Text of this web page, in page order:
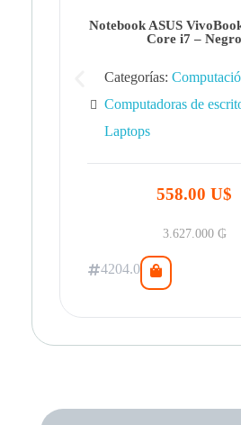
Notebook ASUS
Core i7 – Negro
Categorías:
Computadoras de
Laptops
558.00 U$
3.627.000 ₲
4204.0